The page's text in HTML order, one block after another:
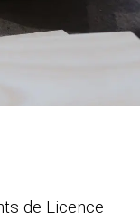
de Licence